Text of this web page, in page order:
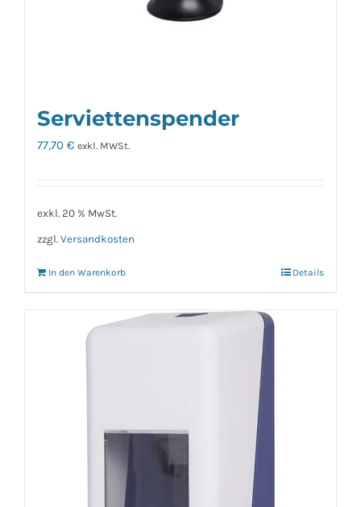
Serviettenspender
77,70 € exkl. MWSt.
exkl. 20 % MwSt.
zzgl. Versandkosten
In den Warenkorb Details